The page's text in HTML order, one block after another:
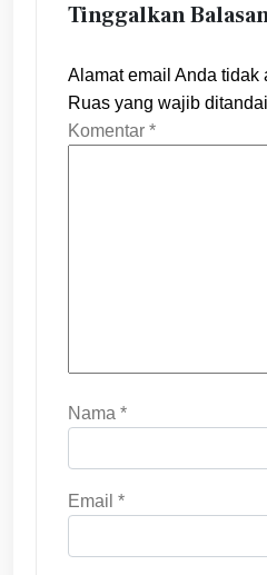
Tinggalkan
Alamat email Anda tidak
Ruas yang wajib ditandai
Komentar *
Nama *
Email *